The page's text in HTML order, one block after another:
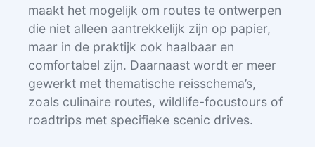
maakt het mogelijk om routes te ontwerpen
die niet alleen aantrekkelijk zijn op papier,
maar in de praktijk ook haalbaar en
comfortabel zijn. Daarnaast wordt er meer
gewerkt met thematische reisschema’s,
zoals culinaire routes, wildlife-focustours of
roadtrips met specifieke scenic drives.